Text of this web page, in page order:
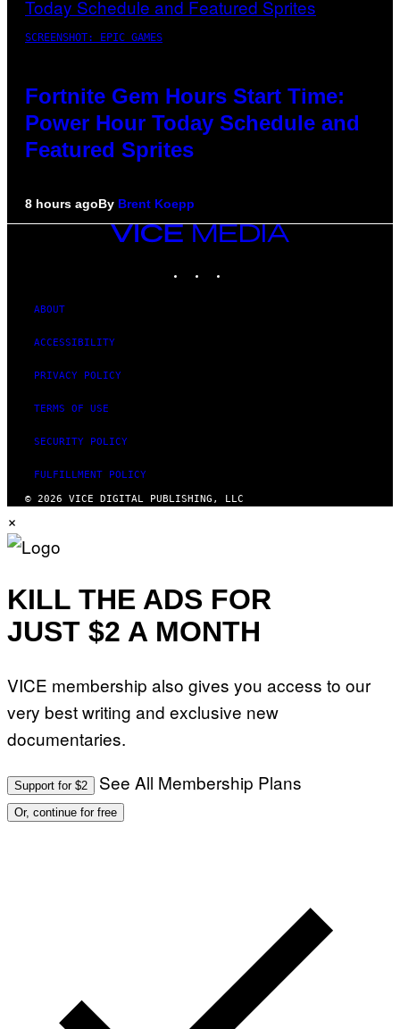
SCREENSHOT: EPIC GAMES
Fortnite Gem Hours Start Time:
Power Hour Today Schedule and
Featured Sprites
8 hours agoBy Brent Koepp
VICE
MEDIA
ABOUT
ACCESSIBILITY
PRIVACY POLICY
TERMS OF USE
SECURITY POLICY
FULFILLMENT POLICY
© 2026 VICE DIGITAL PUBLISHING, LLC
×
KILL THE ADS FOR
JUST $2 A MONTH
VICE membership also gives you access to our
very best writing and exclusive new
documentaries.
Support for $2 See All Membership Plans
Or, continue for free